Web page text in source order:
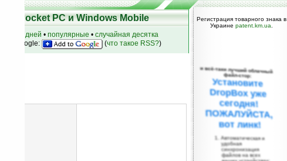
Pocket PC и Windows Mobile
за 7 дней • популярные • случайная десятка
на Google: (что такое RSS?)
Регистрация товарного знака в
Украине patent.km.ua
и всё-таки лучший облачный
файл-стор:
Установите
DropBox уже
сегодня!
ПОЖАЛУЙСТА,
вот линк!
Автоматическая и
удобная
синхронизация
файлов на всех